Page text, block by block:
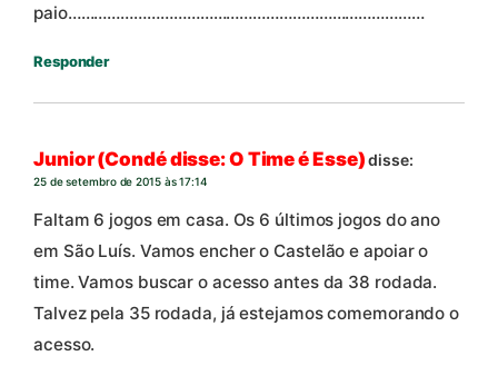
paio………………………………………………………………………
Responder
Junior (Condé disse: O Time é Esse) disse:
25 de setembro de 2015 às 17:14
Faltam 6 jogos em casa. Os 6 últimos jogos do ano
em São Luís. Vamos encher o Castelão e apoiar o
time. Vamos buscar o acesso antes da 38 rodada.
Talvez pela 35 rodada, já estejamos comemorando o
acesso.